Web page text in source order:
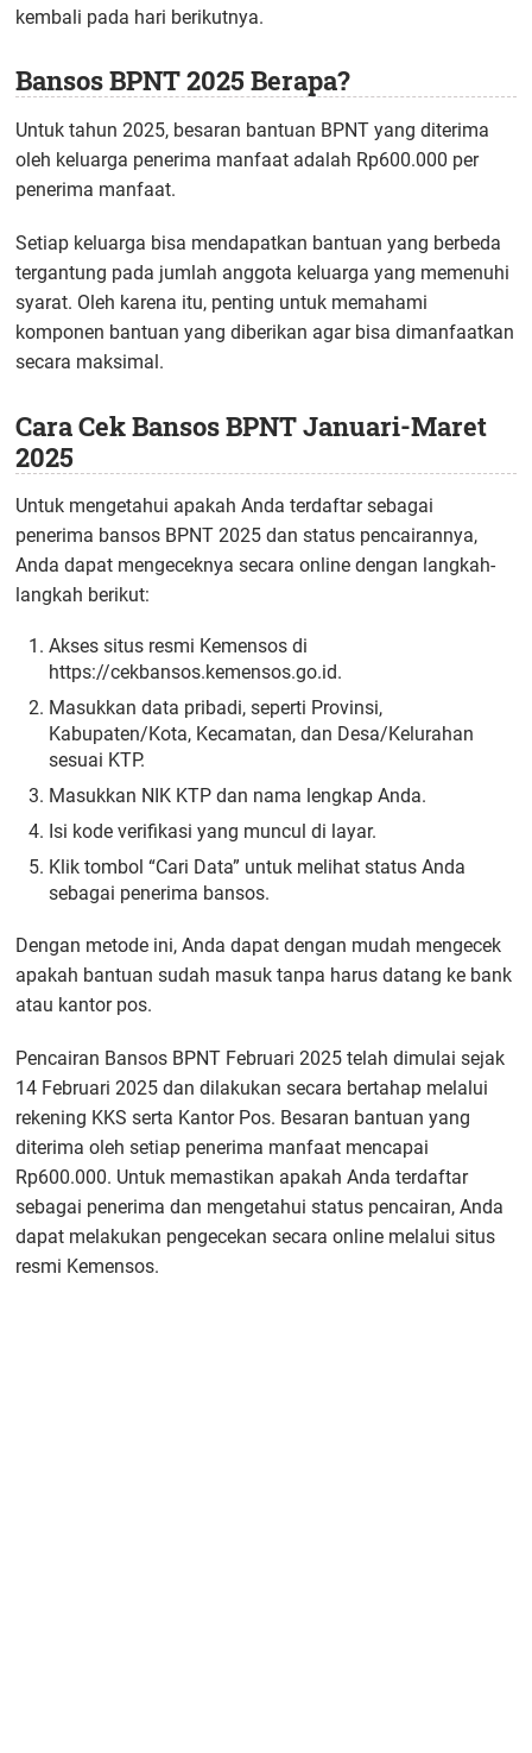
kembali pada hari berikutnya.
Bansos BPNT 2025 Berapa?
Untuk tahun 2025, besaran bantuan BPNT yang diterima
oleh keluarga penerima manfaat adalah Rp600.000 per
penerima manfaat.
Setiap keluarga bisa mendapatkan bantuan yang berbeda
tergantung pada jumlah anggota keluarga yang memenuhi
syarat. Oleh karena itu, penting untuk memahami
komponen bantuan yang diberikan agar bisa dimanfaatkan
secara maksimal.
Cara Cek Bansos BPNT Januari-Maret
2025
Untuk mengetahui apakah Anda terdaftar sebagai
penerima bansos BPNT 2025 dan status pencairannya,
Anda dapat mengeceknya secara online dengan langkah-
langkah berikut:
Akses situs resmi Kemensos di
https://cekbansos.kemensos.go.id.
Masukkan data pribadi, seperti Provinsi,
Kabupaten/Kota, Kecamatan, dan Desa/Kelurahan
sesuai KTP.
Masukkan NIK KTP dan nama lengkap Anda.
Isi kode verifikasi yang muncul di layar.
Klik tombol “Cari Data” untuk melihat status Anda
sebagai penerima bansos.
Dengan metode ini, Anda dapat dengan mudah mengecek
apakah bantuan sudah masuk tanpa harus datang ke bank
atau kantor pos.
Pencairan Bansos BPNT Februari 2025 telah dimulai sejak
14 Februari 2025 dan dilakukan secara bertahap melalui
rekening KKS serta Kantor Pos. Besaran bantuan yang
diterima oleh setiap penerima manfaat mencapai
Rp600.000. Untuk memastikan apakah Anda terdaftar
sebagai penerima dan mengetahui status pencairan, Anda
dapat melakukan pengecekan secara online melalui situs
resmi Kemensos.